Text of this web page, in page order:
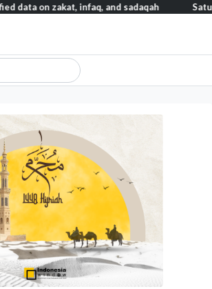
infaq, and sadaqah Satu data ZIS